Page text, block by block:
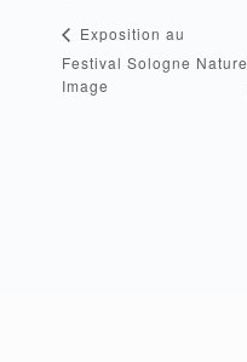
Exposition au
Festival Sologne Nature
Image